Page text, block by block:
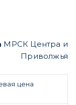
МРСК Центра и
Приволжья
цена